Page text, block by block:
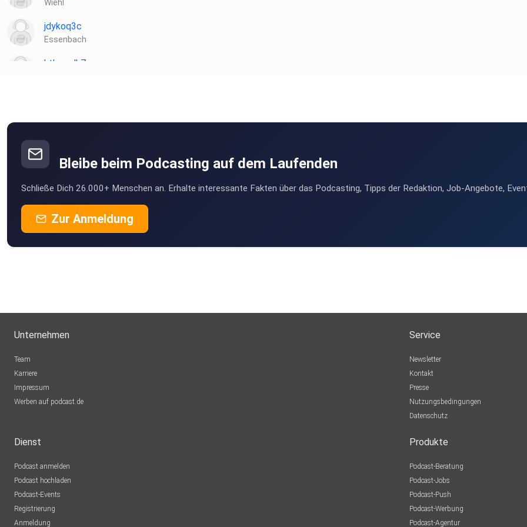
Wiehl
jdykoq3c
Essenbach
htbcwdk7
Andreas1774
Harthausen
Jimmy1307
Schaufling
Bleibe beim Podcasting auf dem Laufenden
Schließe Dich 26.000+ Menschen an. Erhalte interessante Fakten über das Podcasting, Tipps der Redaktion, Job-Angebote,
Zur Anmeldung
Unternehmen
Team
Karriere
Impressum
Werben auf podcast.de
Service
Newsletter
Kontakt
Presse
Nutzungsbedingungen
Datenschutz
Dienst
Podcast anmelden
Podcast hochladen
Podcast-Events
Registrierung
Anmeldung
Produkte
Podcast-Beratung
Podcast-Jobs
Podcast-Push
Podcast-Werbung
Podcast-Agentur